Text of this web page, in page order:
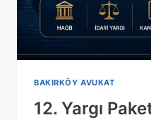
BAKIRKÖY AVUKAT
12. Yargı